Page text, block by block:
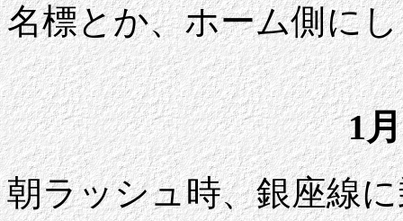
名標とか、ホーム側に
1
朝ラッシュ時、銀座線